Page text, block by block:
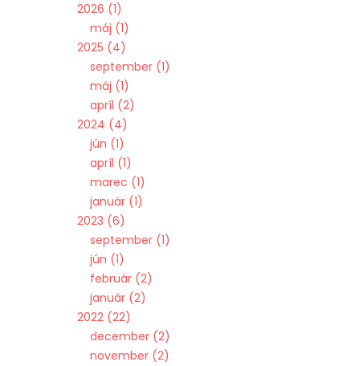
2026 1
máj 1
2025
4
september 1
máj 1
apríl 2
2024
4
jún 1
apríl 1
marec 1
január 1
2023 6
september 1
jún 1
február 2
január 2
2022 22
december 2
november 2